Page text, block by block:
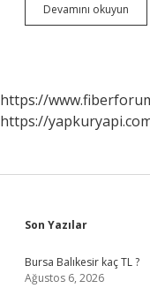
Devamını okuyun
https://
https://
Sidebar
Son Yazılar
Bursa Balıkesir kaç TL ?
Ağustos 6, 2026